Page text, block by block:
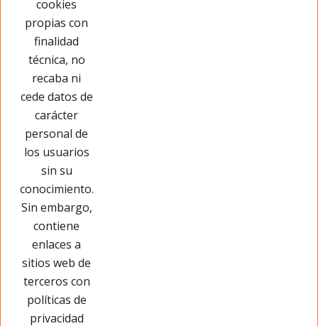
cookies
propias con
finalidad
técnica, no
recaba ni
cede datos de
carácter
personal de
los usuarios
sin su
conocimiento.
Sin embargo,
contiene
enlaces a
sitios web de
terceros con
políticas de
privacidad